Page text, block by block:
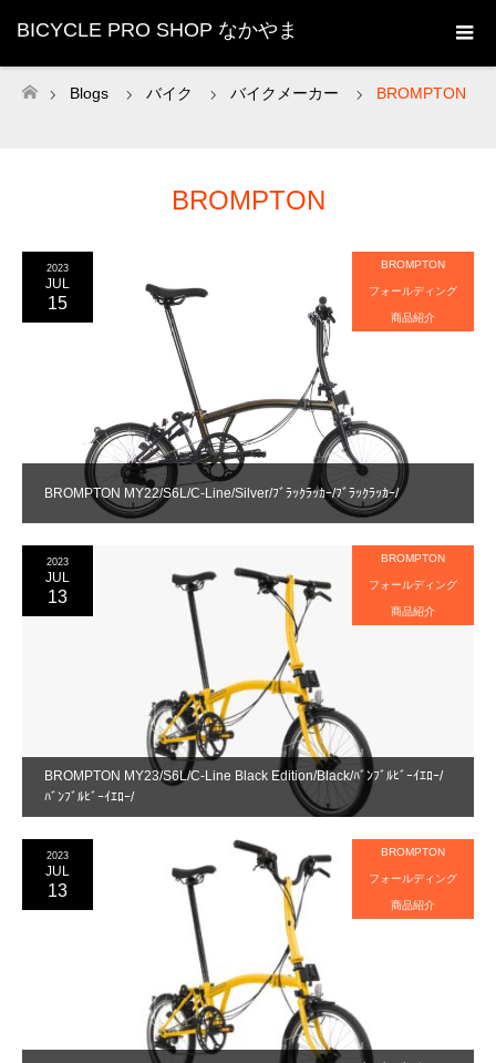
BICYCLE PRO SHOP なかやま
ホーム
Blogs バイク バイクメーカー BROMPTON
BROMPTON
BROMPTON MY22/S6L/C-Line/Silver/ﾌﾞﾗｯｸﾗｯｶｰ/ﾌﾞﾗｯｸﾗｯｶｰ/
2023
JUL
15
BROMPTON
フォールディング
商品紹介
BROMPTON MY23/S6L/C-Line Black Edition/Black/ﾊﾞﾝﾌﾞﾙﾋﾞｰｲｴﾛｰ/
ﾊﾞﾝﾌﾞﾙﾋﾞｰｲｴﾛｰ/
2023
JUL
13
BROMPTON
フォールディング
商品紹介
2023
JUL
13
BROMPTON
フォールディング
商品紹介